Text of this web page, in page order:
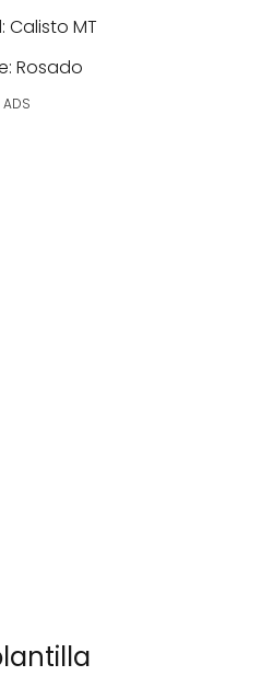
MT
Rosado
ADS